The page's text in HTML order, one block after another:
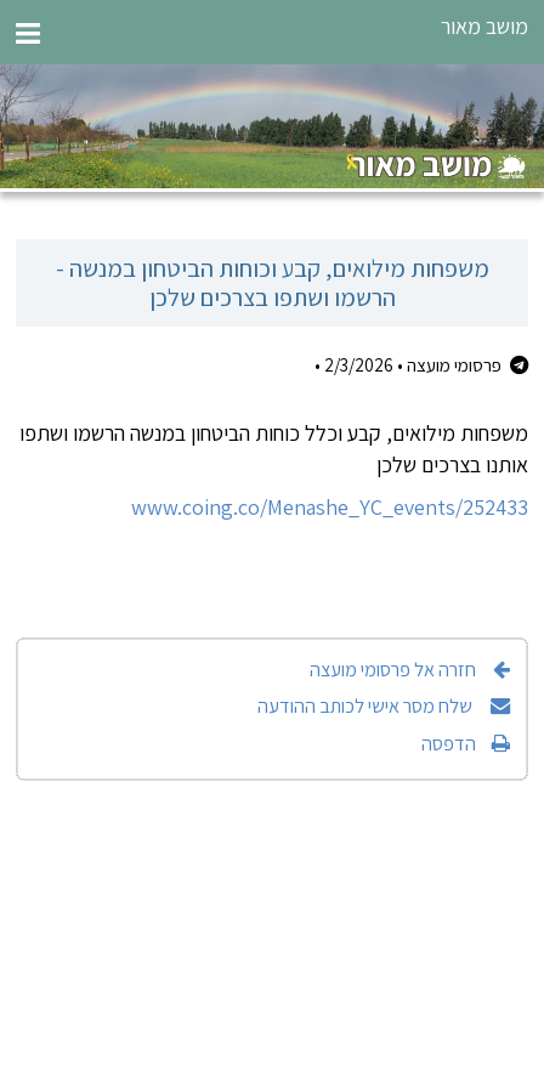
מושב מאור
משפחות מילואים, קבע וכוחות הביטחון במנשה -
הרשמו ושתפו בצרכים שלכן
פרסומי מועצה • 2/3/2026
•
משפחות מילואים, קבע וכלל כוחות הביטחון במנשה הרשמו ושתפו
אותנו בצרכים שלכן
www.coing.co/Menashe_YC_events/252433
חזרה אל פרסומי מועצה
שלח מסר אישי לכותב ההודעה
הדפסה